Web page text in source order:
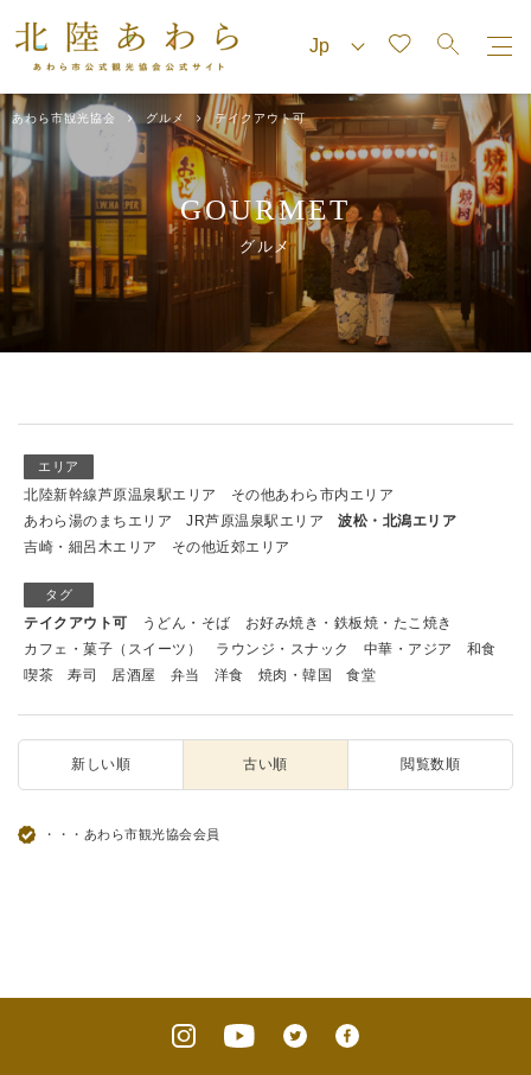
あわら市観光協会 グルメ テイクアウト可
GOURMET
グルメ
エリア
北陸新幹線芦原温泉駅エリア
その他あわら市内エリア
あわら湯のまちエリア
JR芦原温泉駅エリア
波松・北潟エリア
吉崎・細呂木エリア
その他近郊エリア
タグ
テイクアウト可 うどん・そば
お好み焼き・鉄板焼・たこ焼き
カフェ・菓子（スイーツ）
ラウンジ・スナック 中華・アジア
和食
喫茶
寿司 居酒屋 弁当 洋食 焼肉・韓国 食堂
新しい順 古い順 閲覧数順
・・・あわら市観光協会会員